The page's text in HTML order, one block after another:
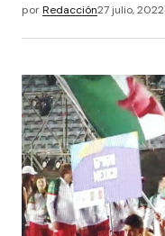
porRedacción27 julio, 2022